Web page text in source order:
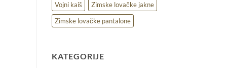
Vojni kaiš
Zimske lovačke jakne
Zimske lovačke pantalone
KATEGORIJE